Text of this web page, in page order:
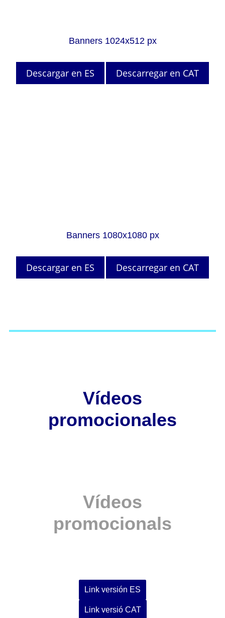
Banners 1024x512 px
Descargar en ES Descarregar en CAT
Banners 1080x1080 px
Descargar en ES Descarregar en CAT
Vídeos
promocionales
Vídeos
promocionals
Link versión ES
Link versió CAT